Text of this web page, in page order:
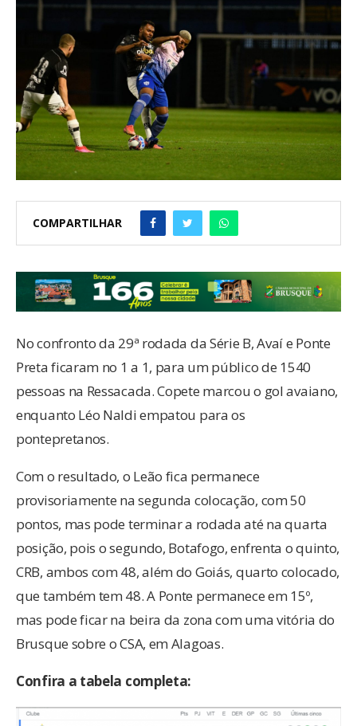
COMPARTILHAR
No confronto da 29ª rodada da Série B, Avaí e Ponte
Preta ficaram no 1 a 1, para um público de 1540
pessoas na Ressacada. Copete marcou o gol avaiano,
enquanto Léo Naldi empatou para os
pontepretanos.
Com o resultado, o Leão fica permanece
provisoriamente na segunda colocação, com 50
pontos, mas pode terminar a rodada até na quarta
posição, pois o segundo, Botafogo, enfrenta o quinto,
CRB, ambos com 48, além do Goiás, quarto colocado,
que também tem 48. A Ponte permanece em 15º,
mas pode ficar na beira da zona com uma vitória do
Brusque sobre o CSA, em Alagoas.
Confira a tabela completa: